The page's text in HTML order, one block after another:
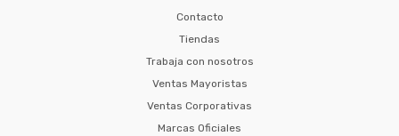
Contacto
Tiendas
Trabaja con nosotros
Ventas Mayoristas
Ventas Corporativas
Marcas Oficiales